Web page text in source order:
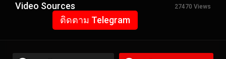
Video Sources 27470 Views
ติดตาม Telegram